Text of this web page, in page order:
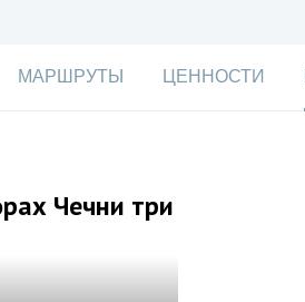
МАРШРУТЫ ЦЕННОСТИ
Чечни три